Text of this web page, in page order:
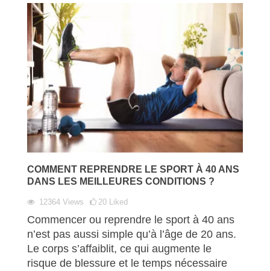
COMMENT REPRENDRE LE SPORT À 40 ANS
DANS LES MEILLEURES CONDITIONS ?
12364 Views 20 Liked
Commencer ou reprendre le sport à 40 ans
n’est pas aussi simple qu’à l’âge de 20 ans.
Le corps s’affaiblit, ce qui augmente le
risque de blessure et le temps nécessaire